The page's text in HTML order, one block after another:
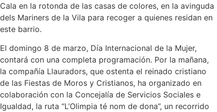
Cala en la rotonda de las casas de colores, en la avinguda
dels Mariners de la Vila para recoger a quienes residan en
este barrio.
El domingo 8 de marzo, Día Internacional de la Mujer,
contará con una completa programación. Por la mañana,
la compañía Llauradors, que ostenta el reinado cristiano
de las Fiestas de Moros y Cristianos, ha organizado en
colaboración con la Concejalía de Servicios Sociales e
Igualdad, la ruta “L’Olimpia té nom de dona”, un recorrido